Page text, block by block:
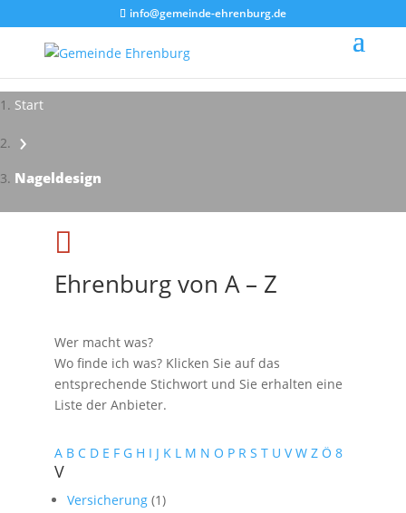
info@gemeinde-ehrenburg.de
Start
›
Nageldesign

Ehrenburg von A – Z
Wer macht was?
Wo finde ich was? Klicken Sie auf das
entsprechende Stichwort und Sie erhalten eine
Liste der Anbieter.
A B C D E F G H I J K L M N O P R S T U V W Z Ö 8
V
Versicherung (1)